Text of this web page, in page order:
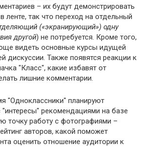
– их будут демонстрировать
ленте, так что переход на отдельный
(«экранирующий») одну
другой) не потребуется. Кроме того,
видеть основные курсы идущей
дискуссии. Также появятся реакции к
"Класс", какие избавят от
лишние комментарии.
"Одноклассники" планируют
"интересы" рекомендациями на базе
точку работу с фотографиями –
авторов, какой поможет
оценить отношение аудитории к